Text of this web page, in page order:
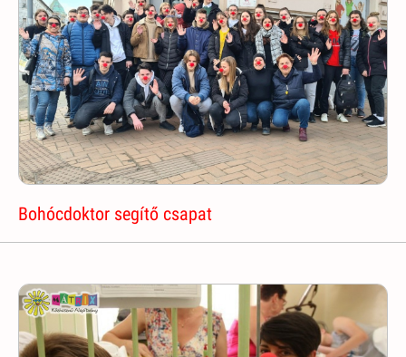
Bohócdoktor segítő csapat